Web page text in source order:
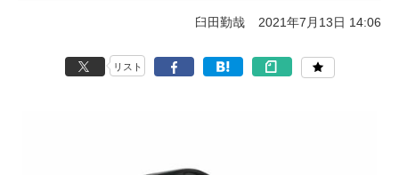
臼田勤哉 2021年7月13日 14:06
リスト